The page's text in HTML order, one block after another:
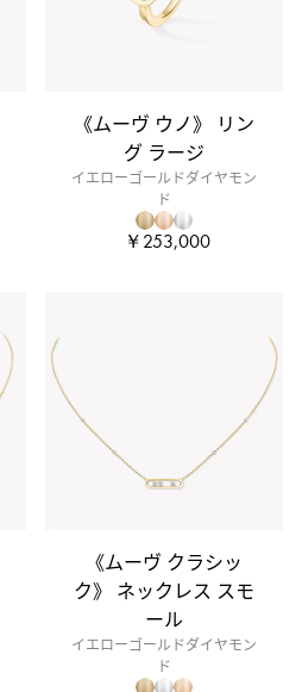
《ムーヴ ウノ》 リン
グ ラージ
イエローゴールドダイヤモン
ド
￥253,000
《ムーヴ クラシッ
ク》 ネックレス スモ
ール
イエローゴールドダイヤモン
ド